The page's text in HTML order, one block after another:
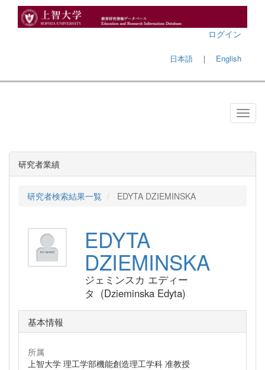
ログイン
日本語 ｜ English
研究者業績
研究者検索結果一覧 EDYTA DZIEMINSKA
EDYTA
DZIEMINSKA
ジェミンスカ エディー
タ (Dzieminska Edyta)
基本情報
所属
上智大学 理工学部機能創造理工学科 准教授